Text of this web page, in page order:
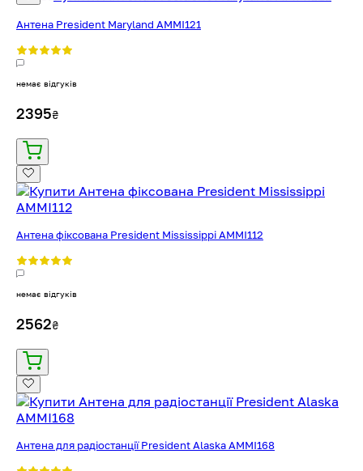
Антена President Maryland AMMI121
немає відгуків
2395₴
Антена фіксована President Mississippi AMMI112
немає відгуків
2562₴
Антена для радіостанції President Alaska AMMI168